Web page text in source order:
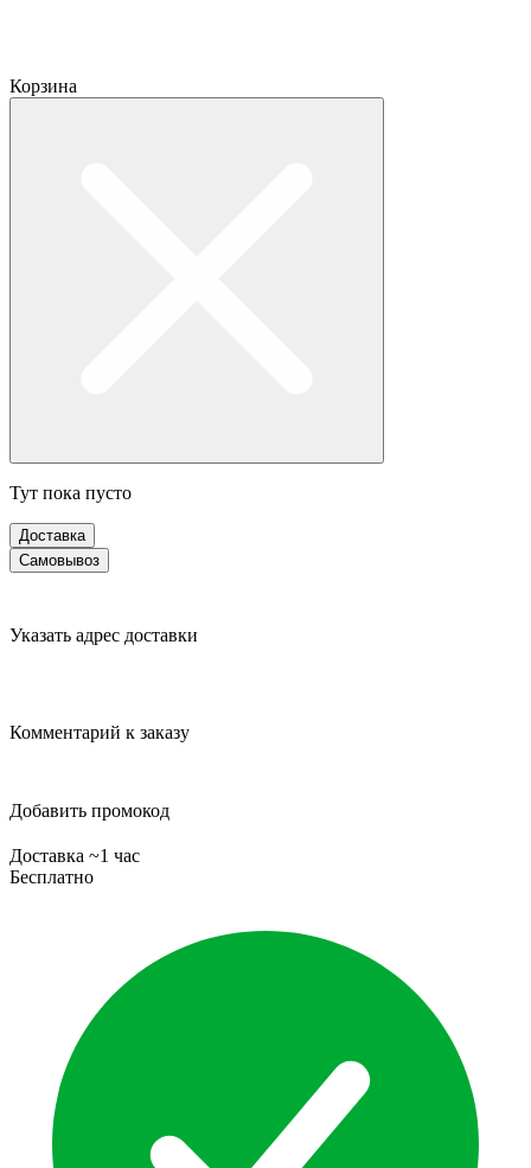
Корзина
Тут пока пусто
Доставка
Самовывоз
Указать адрес доставки
Комментарий к заказу
Добавить промокод
Доставка ~1 час
Бесплатно